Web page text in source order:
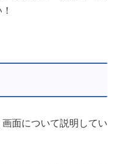
面について説明してい